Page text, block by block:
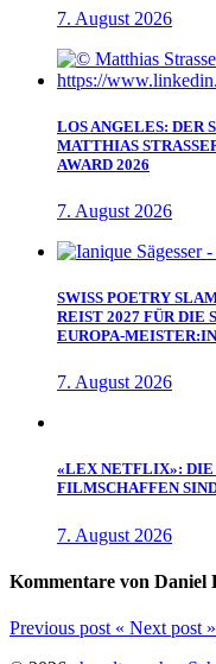
7. August 2026
LOS ANGELES: DER
MATTHIAS
AWARD 2026
7. August 2026
SWISS POETRY
REIST 2027 FÜR DIE
EUROPA-
7. August 2026
«LEX NETFLIX»: DIE
FILMSCHAFFEN
7. August 2026
Kommentare von Daniel
Previous post « Next post »